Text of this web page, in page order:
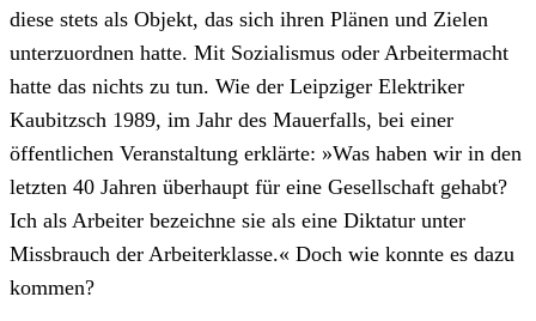
diese stets als Objekt, das sich ihren Plänen und Zielen
unterzuordnen hatte. Mit Sozialismus oder Arbeitermacht
hatte das nichts zu tun. Wie der Leipziger Elektriker
Kaubitzsch 1989, im Jahr des Mauerfalls, bei einer
öffentlichen Veranstaltung erklärte: »Was haben wir in den
letzten 40 Jahren überhaupt für eine Gesellschaft gehabt?
Ich als Arbeiter bezeichne sie als eine Diktatur unter
Missbrauch der Arbeiterklasse.« Doch wie konnte es dazu
kommen?